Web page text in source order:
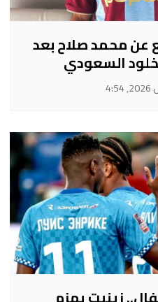
عن محمد صلاح بعد
السعودي